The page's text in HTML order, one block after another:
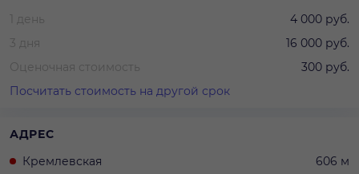
1 день
4 000 руб.
3 дня
16 000 руб.
Оценочная стоимость
300 руб.
Посчитать стоимость на другой срок
АДРЕС
Кремлевская
606 м